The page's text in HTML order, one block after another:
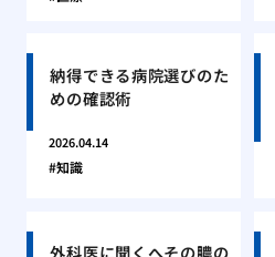
納得できる病院選びのた
めの確認術
2026.04.14
知識
外科医に聞くへその膿の